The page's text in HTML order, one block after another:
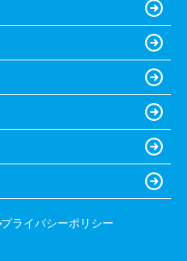
プライバシーポリシー